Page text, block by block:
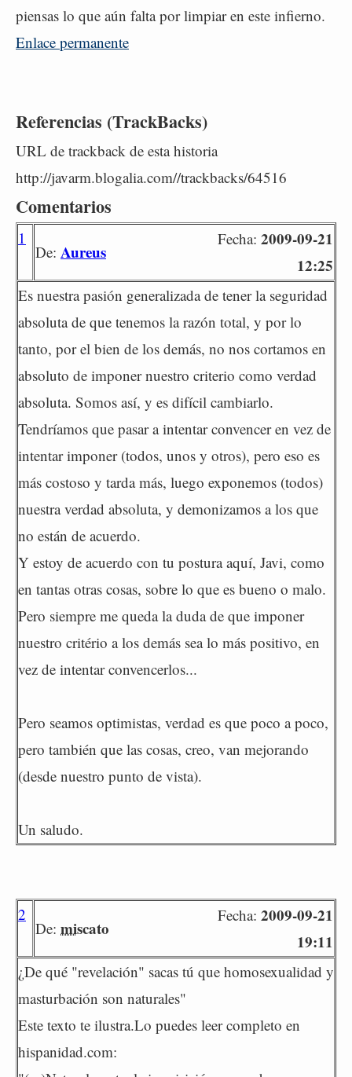
piensas lo que aún falta por limpiar en este infierno.
Enlace permanente
Referencias (TrackBacks)
URL de trackback de esta historia
http://javarm.blogalia.com//trackbacks/64516
Comentarios
1
De: Aureus
Fecha: 2009-09-21
12:25
Es nuestra pasión generalizada de tener la seguridad
absoluta de que tenemos la razón total, y por lo
tanto, por el bien de los demás, no nos cortamos en
absoluto de imponer nuestro criterio como verdad
absoluta. Somos así, y es difícil cambiarlo.
Tendríamos que pasar a intentar convencer en vez de
intentar imponer (todos, unos y otros), pero eso es
más costoso y tarda más, luego exponemos (todos)
nuestra verdad absoluta, y demonizamos a los que
no están de acuerdo.
Y estoy de acuerdo con tu postura aquí, Javi, como
en tantas otras cosas, sobre lo que es bueno o malo.
Pero siempre me queda la duda de que imponer
nuestro critério a los demás sea lo más positivo, en
vez de intentar convencerlos...
Pero seamos optimistas, verdad es que poco a poco,
pero también que las cosas, creo, van mejorando
(desde nuestro punto de vista).
Un saludo.
2
De: miscato
Fecha: 2009-09-21
19:11
¿De qué "revelación" sacas tú que homosexualidad y
masturbación son naturales"
Este texto te ilustra.Lo puedes leer completo en
hispanidad.com: